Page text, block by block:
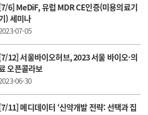
6] MeDiF, 유럽 MDR CE인증(미용의료기
) 세미나
07-05
12] 서울바이오허브, 2023 서울 바이오·의
오픈콜라보
06-30
11] 메디데이터 ‘신약개발 전략: 선택과 집